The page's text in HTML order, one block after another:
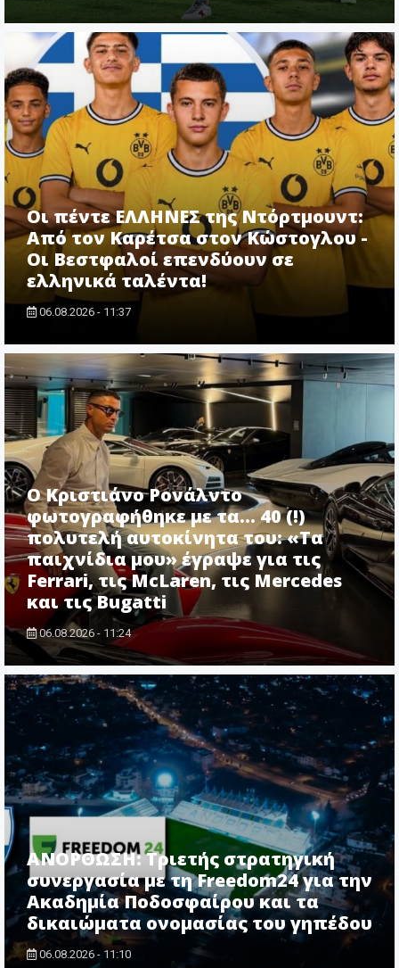
Οι πέντε ΕΛΛΗΝΕΣ της Ντόρτμουντ:
Από τον Καρέτσα στον Κώστογλου -
Οι Βεστφαλοί επενδύουν σε
ελληνικά ταλέντα!
06.08.2026 - 11:37
Ο Κριστιάνο Ρονάλντο
φωτογραφήθηκε με τα... 40 (!)
πολυτελή αυτοκίνητα του: «Τα
παιχνίδια μου» έγραψε για τις
Ferrari, τις McLaren, τις Mercedes
και τις Bugatti
06.08.2026 - 11:24
ΑΝΟΡΘΩΣΗ: Τριετής στρατηγική
συνεργασία με τη Freedom24 για την
Ακαδημία Ποδοσφαίρου και τα
δικαιώματα ονομασίας του γηπέδου
06.08.2026 - 11:10